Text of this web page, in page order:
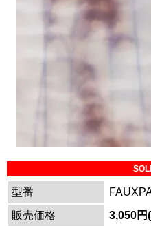
型番
販売価格
3,050円